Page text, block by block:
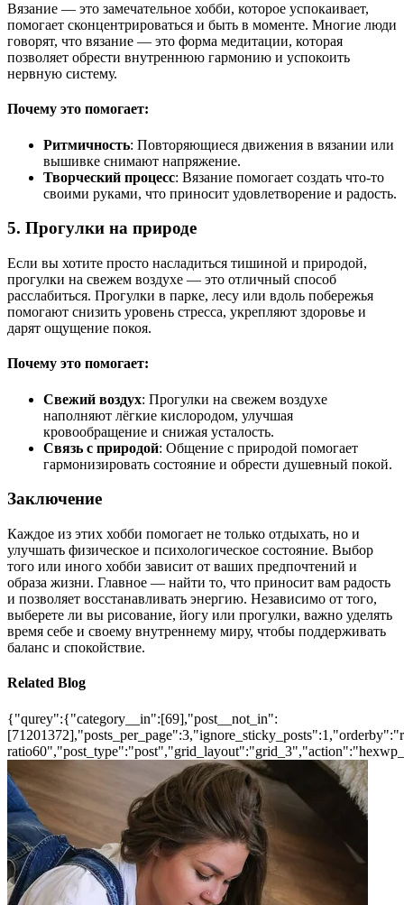
Вязание — это замечательное хобби, которое успокаивает,
помогает сконцентрироваться и быть в моменте. Многие люди
говорят, что вязание — это форма медитации, которая
позволяет обрести внутреннюю гармонию и успокоить
нервную систему.
Почему это помогает:
Ритмичность: Повторяющиеся движения в вязании или
вышивке снимают напряжение.
Творческий процесс: Вязание помогает создать что-то
своими руками, что приносит удовлетворение и радость.
5. Прогулки на природе
Если вы хотите просто насладиться тишиной и природой,
прогулки на свежем воздухе — это отличный способ
расслабиться. Прогулки в парке, лесу или вдоль побережья
помогают снизить уровень стресса, укрепляют здоровье и
дарят ощущение покоя.
Почему это помогает:
Свежий воздух: Прогулки на свежем воздухе
наполняют лёгкие кислородом, улучшая
кровообращение и снижая усталость.
Связь с природой: Общение с природой помогает
гармонизировать состояние и обрести душевный покой.
Заключение
Каждое из этих хобби помогает не только отдыхать, но и
улучшать физическое и психологическое состояние. Выбор
того или иного хобби зависит от ваших предпочтений и
образа жизни. Главное — найти то, что приносит вам радость
и позволяет восстанавливать энергию. Независимо от того,
выберете ли вы рисование, йогу или прогулки, важно уделять
время себе и своему внутреннему миру, чтобы поддерживать
баланс и спокойствие.
Related Blog
{"qurey":{"category__in":[69],"post__not_in":